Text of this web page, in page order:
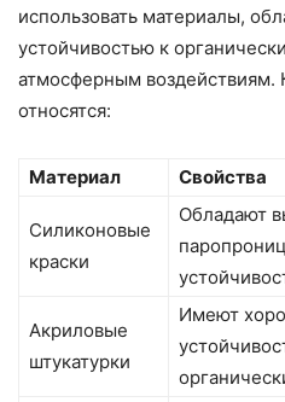
использовать материалы,
устойчивостью к
атмосферным воздействиям.
относятся:
Материал Свойства
Силиконовые
краски
Обладают
Акриловые
штукатурки
Имеют